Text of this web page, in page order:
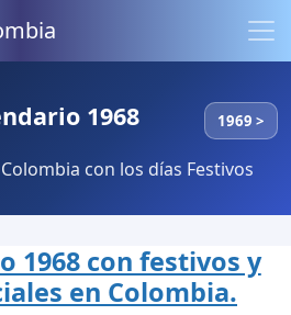
1968 1969 >
con los días Festivos
1968 con festivos y
en Colombia.